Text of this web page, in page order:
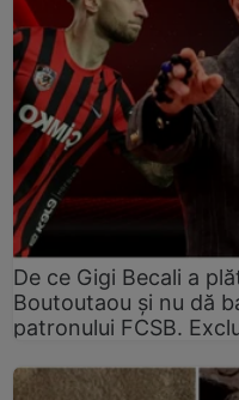
De ce Gigi Becali a
Boutoutaou și nu dă
patronului FCSB.